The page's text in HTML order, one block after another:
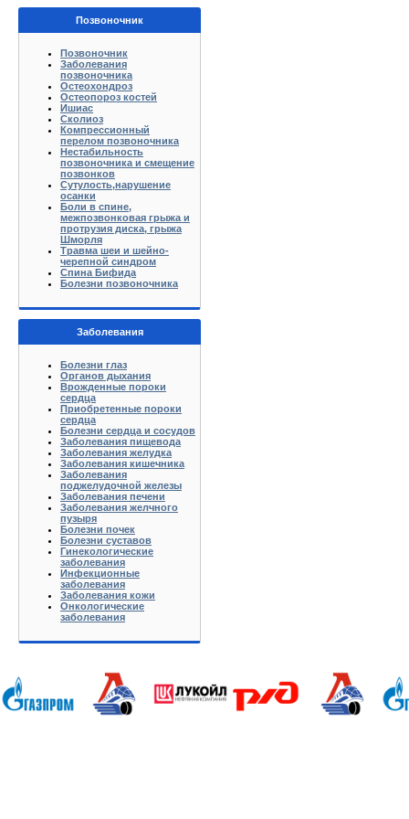
Позвоночник
Позвоночник
Заболевания
позвоночника
Остеохондроз
Остеопороз костей
Ишиас
Сколиоз
Компрессионный
перелом позвоночника
Нестабильность
позвоночника и смещение
позвонков
Сутулость,нарушение
осанки
Боли в спине,
межпозвонковая грыжа и
протрузия диска, грыжа
Шморля
Травма шеи и шейно-
черепной синдром
Спина Бифида
Болезни позвоночника
Заболевания
Болезни глаз
Органов дыхания
Врожденные пороки
сердца
Приобретенные пороки
сердца
Болезни сердца и сосудов
Заболевания пищевода
Заболевания желудка
Заболевания кишечника
Заболевания
поджелудочной железы
Заболевания печени
Заболевания желчного
пузыря
Болезни почек
Болезни суставов
Гинекологические
заболевания
Инфекционные
заболевания
Заболевания кожи
Онкологические
заболевания